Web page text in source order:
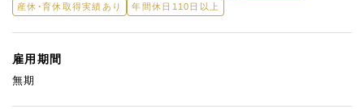
産休・育休取得実績あり
年間休日110日以上
雇用期間
無期